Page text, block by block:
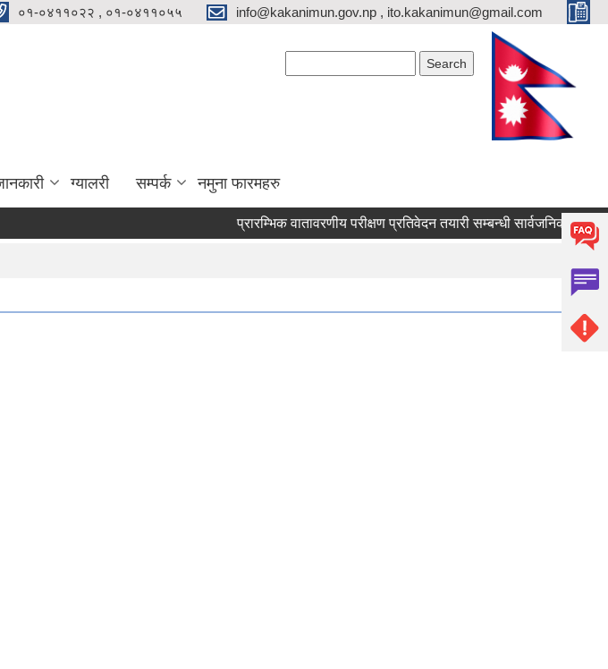
०१-०४११०२२ , ०१-०४११०५५ info@kakanimun.gov.np , ito.kakanimun@gmail.com
ग्यालरी सम्पर्क नमुना फारमहरु
प्रारम्भिक वातावरणीय परीक्षण प्रतिवेदन तयारी सम्बन्धी सार्वजनिक सूचना !